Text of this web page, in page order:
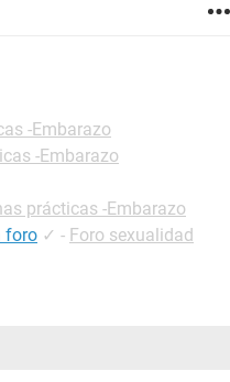
-Embarazo
-Embarazo
prácticas -Embarazo
foro ✓ - Foro sexualidad